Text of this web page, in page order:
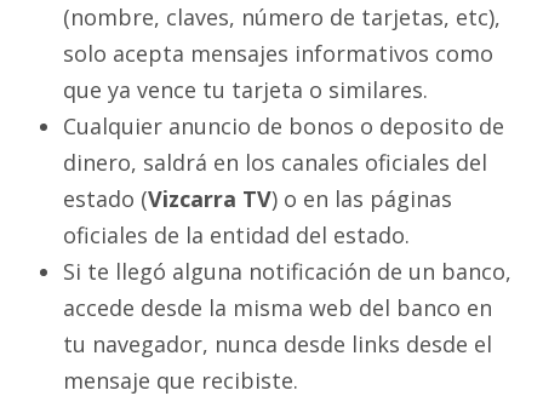
(nombre, claves, número de tarjetas, etc),
solo acepta mensajes informativos como
que ya vence tu tarjeta o similares.
Cualquier anuncio de bonos o deposito de
dinero, saldrá en los canales oficiales del
estado (Vizcarra TV) o en las páginas
oficiales de la entidad del estado.
Si te llegó alguna notificación de un banco,
accede desde la misma web del banco en
tu navegador, nunca desde links desde el
mensaje que recibiste.